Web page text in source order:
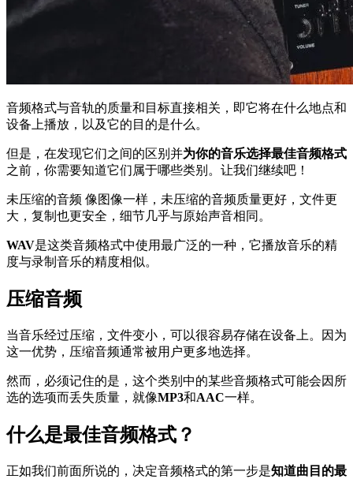
音频格式与音轨的质量和目标直接相关，即它将在什么地点和
设备上播放，以及它的目的是什么。
但是，在发现它们之间的区别并为你的音乐选择最佳音频格式
之前，你需要知道它们属于哪些类别。让我们继续吧！
未压缩的音频 像图像一样，未压缩的音频质量更好，文件更
大，复制也更安全，细节几乎与原始声音相同。
WAV是这类音频格式中使用最广泛的一种，它播放音乐的精
度与录制音乐的精度相似。
压缩音频
当音乐经过压缩，文件变小，可以很容易存储在设备上。因为
这一优势，压缩音频通常被用户更多地选择。
然而，必须记住的是，这个类别中的某些音频格式可能会因所
选的选项而丢失质量，就像MP3和AAC一样。
什么是最佳音频格式？
正如我们前面所说的，决定音频格式的第一步是知道曲目的最